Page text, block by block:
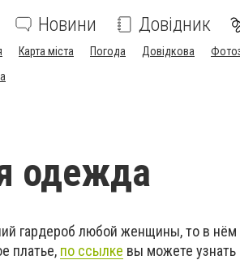
Новини Довідник
Карта міста Погода Довідкова
одежда
гардероб любой женщины, то в
платье, по ссылке вы можете